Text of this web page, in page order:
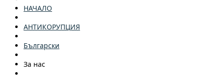
НАЧАЛО
АНТИКОРУПЦИЯ
Български
За нас